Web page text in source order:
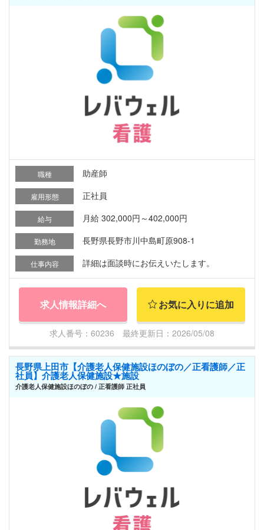
職種 助産師
雇用形態 正社員
給与 月給 302,000円～402,000円
勤務地 長野県長野市川中島町原908-1
仕事内容 詳細は面談時にお伝えいたします。
求人情報詳細へ お気に入りに追加
求人番号：60236 最終更新日：2026/05/08
長野県上田市【介護老人保健施設ほのぼの／正看護師／正
社員】介護老人保健施設★施設
介護老人保健施設ほのぼの / 正看護師 正社員